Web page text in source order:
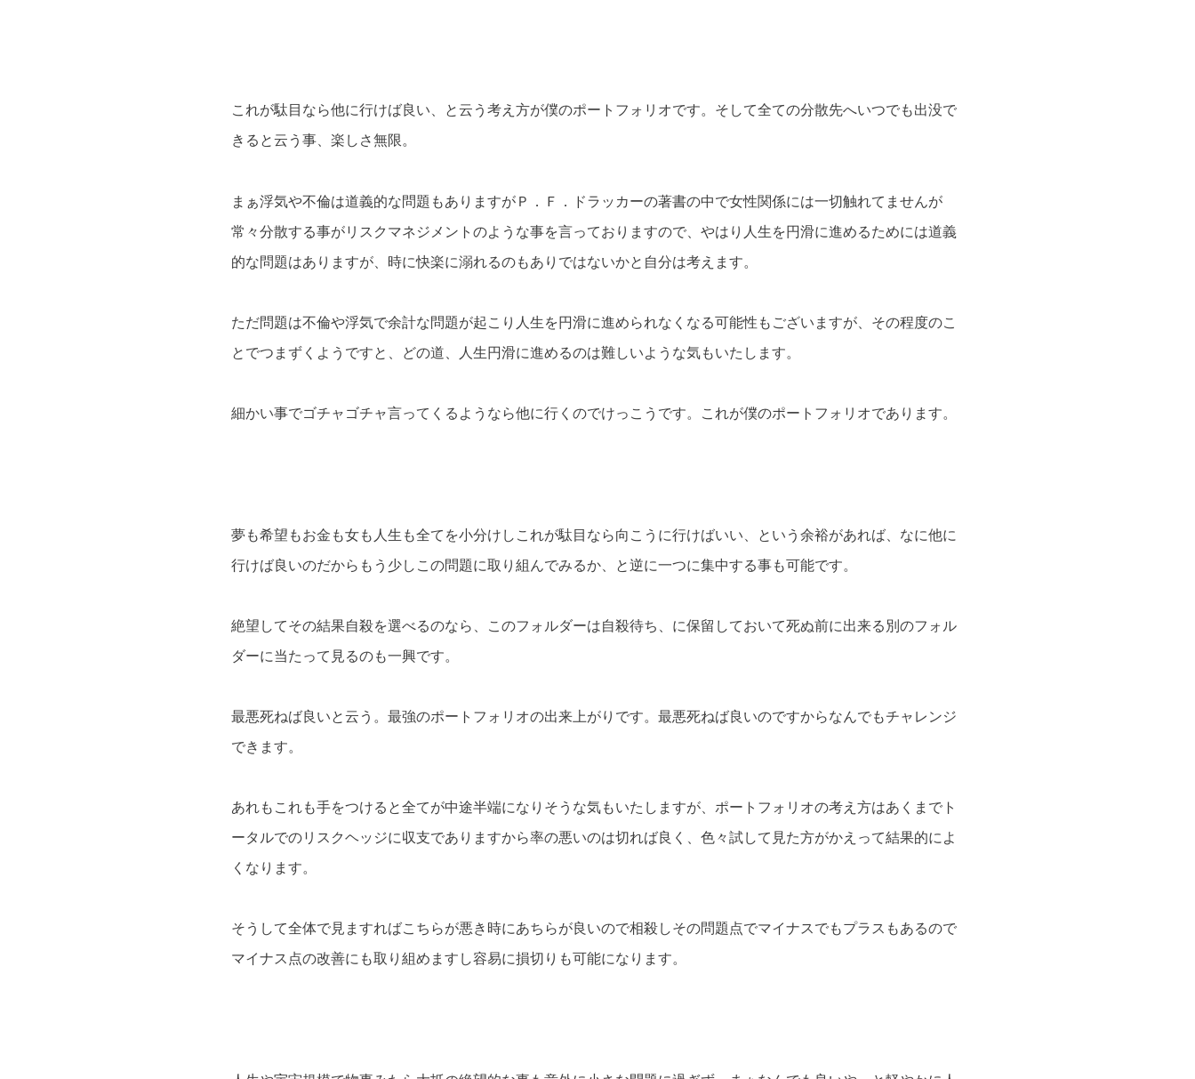
これが駄目なら他に行けば良い、と云う考え方が僕のポートフォリオです。そして全ての分散先へいつでも出没で
きると云う事、楽しさ無限。
まぁ浮気や不倫は道義的な問題もありますがＰ．Ｆ．ドラッカーの著書の中で女性関係には一切触れてませんが
常々分散する事がリスクマネジメントのような事を言っておりますので、やはり人生を円滑に進めるためには道義
的な問題はありますが、時に快楽に溺れるのもありではないかと自分は考えます。
ただ問題は不倫や浮気で余計な問題が起こり人生を円滑に進められなくなる可能性もございますが、その程度のこ
とでつまずくようですと、どの道、人生円滑に進めるのは難しいような気もいたします。
細かい事でゴチャゴチャ言ってくるようなら他に行くのでけっこうです。これが僕のポートフォリオであります。
夢も希望もお金も女も人生も全てを小分けしこれが駄目なら向こうに行けばいい、という余裕があれば、なに他に
行けば良いのだからもう少しこの問題に取り組んでみるか、と逆に一つに集中する事も可能です。
絶望してその結果自殺を選べるのなら、このフォルダーは自殺待ち、に保留しておいて死ぬ前に出来る別のフォル
ダーに当たって見るのも一興です。
最悪死ねば良いと云う。最強のポートフォリオの出来上がりです。最悪死ねば良いのですからなんでもチャレンジ
できます。
あれもこれも手をつけると全てが中途半端になりそうな気もいたしますが、ポートフォリオの考え方はあくまでト
ータルでのリスクヘッジに収支でありますから率の悪いのは切れば良く、色々試して見た方がかえって結果的によ
くなります。
そうして全体で見ますればこちらが悪き時にあちらが良いので相殺しその問題点でマイナスでもプラスもあるので
マイナス点の改善にも取り組めますし容易に損切りも可能になります。